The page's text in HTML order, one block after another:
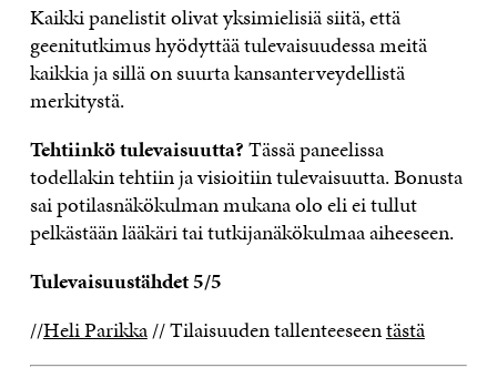
Kaikki panelistit olivat yksimielisiä siitä, että
geenitutkimus hyödyttää tulevaisuudessa meitä
kaikkia ja sillä on suurta kansanterveydellistä
merkitystä.
Tehtiinkö tulevaisuutta?Tässä paneelissa
todellakin tehtiin ja visioitiin tulevaisuutta. Bonusta
sai potilasnäkökulman mukana olo eli ei tullut
pelkästään lääkäri tai tutkijanäkökulmaa aiheeseen.
Tulevaisuustähdet 5/5
//Heli Parikka// Tilaisuuden tallenteeseentästä